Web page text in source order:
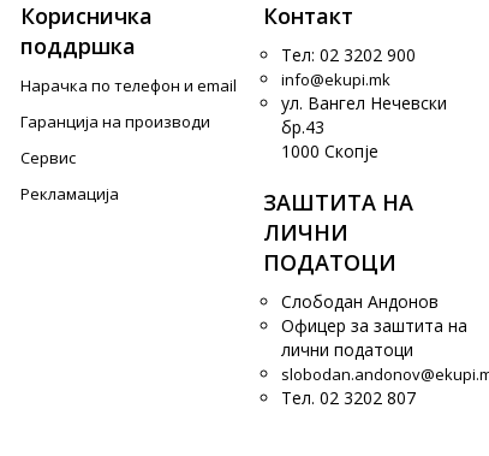
Корисничка
поддршка
Нарачка по телефон и еmail
Гаранција на производи
Сервис
Рекламација
Контакт
Тел: 02 3202 900
info@ekupi.mk
ул. Вангел Нечевски
бр.43
1000 Скопје
ЗАШТИТА НА
ЛИЧНИ
ПОДАТОЦИ
Слободан Андонов
Офицер за заштита на
лични податоци
Тел. 02 3202 807